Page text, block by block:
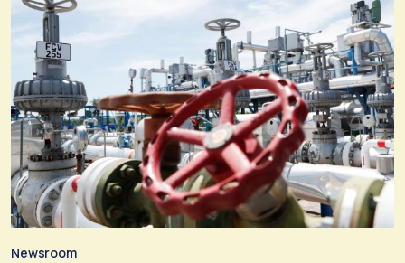
Newsroom